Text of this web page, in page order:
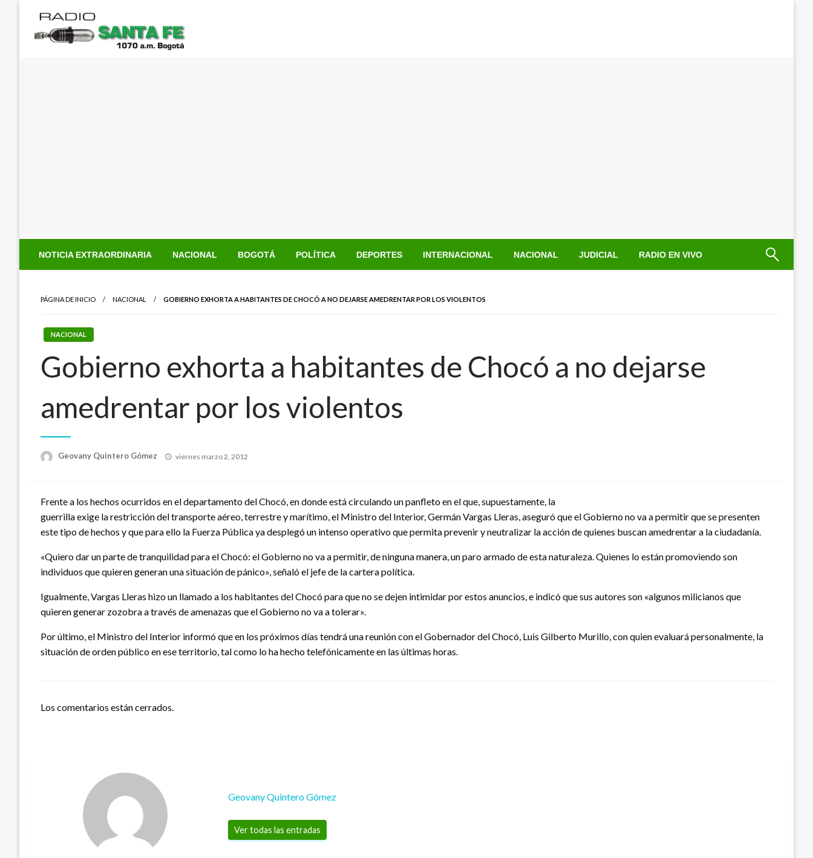
contenido
NOTICIA EXTRAORDINARIA NACIONAL BOGOTÁ POLÍTICA DEPORTES INTERNACIONAL NACIONAL JUDICIAL RADIO EN VIVO
PÁGINA DE INICIO NACIONAL GOBIERNO EXHORTA A HABITANTES DE CHOCÓ A NO DEJARSE AMEDRENTAR POR LOS VIOLENTOS
NACIONAL
Gobierno exhorta a habitantes de Chocó a no dejarse
amedrentar por los violentos
Geovany Quintero Gómez
Publicado
viernes marzo 2, 2012
Frente a los hechos ocurridos en el departamento del Chocó, en donde está circulando un panfleto en el que, supuestamente, la
guerrilla exige la restricción del transporte aéreo, terrestre y marítimo, el Ministro del Interior, Germán Vargas Lleras, aseguró que el Gobierno no va a permitir que se presenten
este tipo de hechos y que para ello la Fuerza Pública ya desplegó un intenso operativo que permita prevenir y neutralizar la acción de quienes buscan amedrentar a la ciudadanía.
«Quiero dar un parte de tranquilidad para el Chocó: el Gobierno no va a permitir, de ninguna manera, un paro armado de esta naturaleza. Quienes lo están promoviendo son
individuos que quieren generan una situación de pánico», señaló el jefe de la cartera política.
Igualmente, Vargas Lleras hizo un llamado a los habitantes del Chocó para que no se dejen intimidar por estos anuncios, e indicó que sus autores son «algunos milicianos que
quieren generar zozobra a través de amenazas que el Gobierno no va a tolerar».
Por último, el Ministro del Interior informó que en los próximos días tendrá una reunión con el Gobernador del Chocó, Luis Gilberto Murillo, con quien evaluará personalmente, la
situación de orden público en ese territorio, tal como lo ha hecho telefónicamente en las últimas horas.
Los comentarios están cerrados.
Geovany Quintero Gómez
Ver todas las entradas